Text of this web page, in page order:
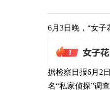
6月3日晚，“女子
据检察日报6月2
名“私家侦探”调